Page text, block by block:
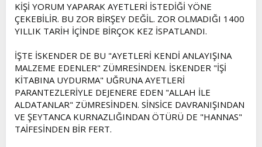
KİŞİ YORUM YAPARAK AYETLERİ İSTEDİĞİ YÖNE
ÇEKEBİLİR. BU ZOR BİRŞEY DEĞİL. ZOR OLMADIĞI 1400
YILLIK TARİH İÇİNDE BİRÇOK KEZ İSPATLANDI.
İŞTE İSKENDER DE BU "AYETLERİ KENDİ ANLAYIŞINA
MALZEME EDENLER" ZÜMRESİNDEN. İSKENDER "İŞİ
KİTABINA UYDURMA" UĞRUNA AYETLERİ
PARANTEZLERİYLE DEJENERE EDEN "ALLAH İLE
ALDATANLAR" ZÜMRESİNDEN. SİNSİCE DAVRANIŞINDAN
VE ŞEYTANCA KURNAZLIĞINDAN ÖTÜRÜ DE "HANNAS"
TAİFESİNDEN BİR FERT.